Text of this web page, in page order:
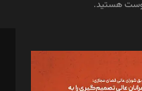
هستید.